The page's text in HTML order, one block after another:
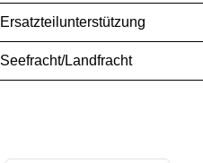
Ersatzteilunterstützung
Seefracht/Landfracht